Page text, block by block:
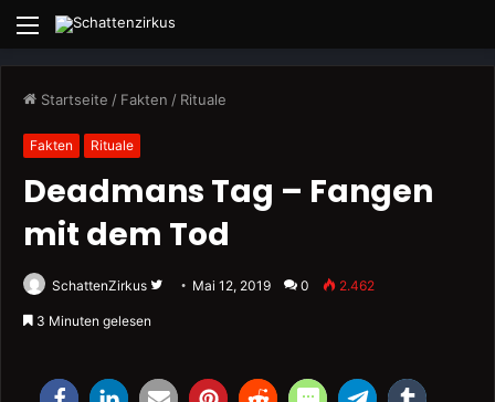
Menü
Startseite / Fakten / Rituale
Fakten Rituale
Deadmans Tag – Fangen
mit dem Tod
SchattenZirkus
FolgeMai 12, 2019 0 2.462
3 Minuten gelesen